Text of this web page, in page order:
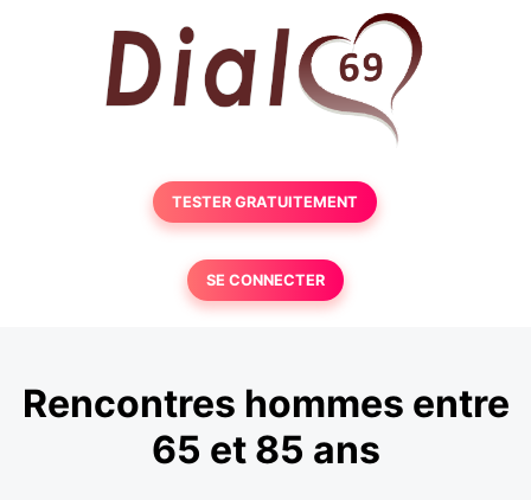
TESTER GRATUITEMENT
SE CONNECTER
Rencontres hommes entre
65 et 85 ans